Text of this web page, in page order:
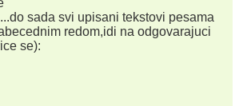
sada svi upisani tekstovi pesama
redom,idi na odgovarajuci
se):